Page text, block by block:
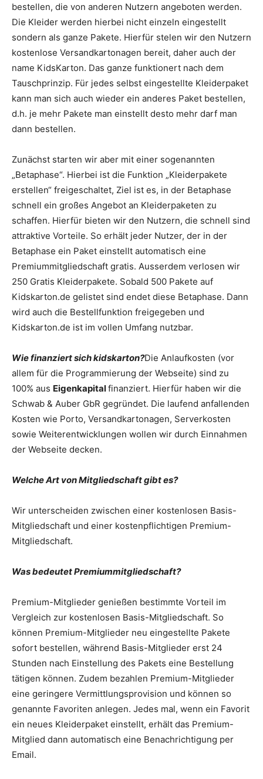
bestellen, die von anderen Nutzern angeboten werden.
Die Kleider werden hierbei nicht einzeln eingestellt
sondern als ganze Pakete. Hierfür stelen wir den Nutzern
kostenlose Versandkartonagen bereit, daher auch der
name KidsKarton. Das ganze funktionert nach dem
Tauschprinzip. Für jedes selbst eingestellte Kleiderpaket
kann man sich auch wieder ein anderes Paket bestellen,
d.h. je mehr Pakete man einstellt desto mehr darf man
dann bestellen.
Zunächst starten wir aber mit einer sogenannten
„Betaphase“. Hierbei ist die Funktion „Kleiderpakete
erstellen“ freigeschaltet, Ziel ist es, in der Betaphase
schnell ein großes Angebot an Kleiderpaketen zu
schaffen. Hierfür bieten wir den Nutzern, die schnell sind
attraktive Vorteile. So erhält jeder Nutzer, der in der
Betaphase ein Paket einstellt automatisch eine
Premiummitgliedschaft gratis. Ausserdem verlosen wir
250 Gratis Kleiderpakete. Sobald 500 Pakete auf
Kidskarton.de gelistet sind endet diese Betaphase. Dann
wird auch die Bestellfunktion freigegeben und
Kidskarton.de ist im vollen Umfang nutzbar.
Wie finanziert sich kidskarton?Die Anlaufkosten (vor
allem für die Programmierung der Webseite) sind zu
100% aus Eigenkapitalfinanziert. Hierfür haben wir die
Schwab & Auber GbR gegründet. Die laufend anfallenden
Kosten wie Porto, Versandkartonagen, Serverkosten
sowie Weiterentwicklungen wollen wir durch Einnahmen
der Webseite decken.
Welche Art von Mitgliedschaft gibt es?
Wir unterscheiden zwischen einer kostenlosen Basis-
Mitgliedschaft und einer kostenpflichtigen Premium-
Mitgliedschaft.
Was bedeutet Premiummitgliedschaft?
Premium-Mitglieder genießen bestimmte Vorteil im
Vergleich zur kostenlosen Basis-Mitgliedschaft. So
können Premium-Mitglieder neu eingestellte Pakete
sofort bestellen, während Basis-Mitglieder erst 24
Stunden nach Einstellung des Pakets eine Bestellung
tätigen können. Zudem bezahlen Premium-Mitglieder
eine geringere Vermittlungsprovision und können so
genannte Favoriten anlegen. Jedes mal, wenn ein Favorit
ein neues Kleiderpaket einstellt, erhält das Premium-
Mitglied dann automatisch eine Benachrichtigung per
Email.